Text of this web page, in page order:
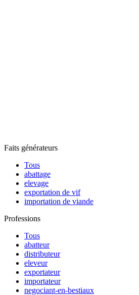
Faits générateurs
Tous
abattage
elevage
exportation de vif
importation de viande
Professions
Tous
abatteur
distributeur
eleveur
exportateur
importateur
negociant-en-bestiaux